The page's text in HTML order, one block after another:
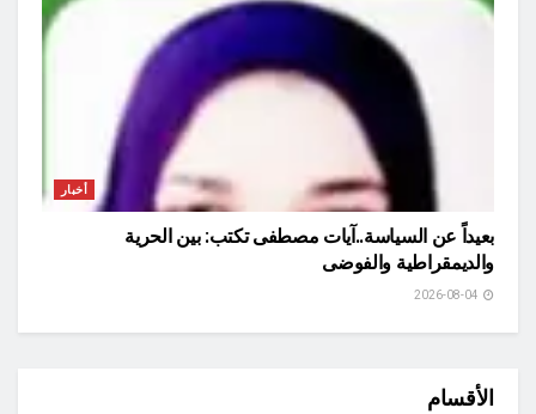
أخبار
بعيداً عن السياسة..آيات مصطفى تكتب: بين الحرية
والديمقراطية والفوضى
الأقسام